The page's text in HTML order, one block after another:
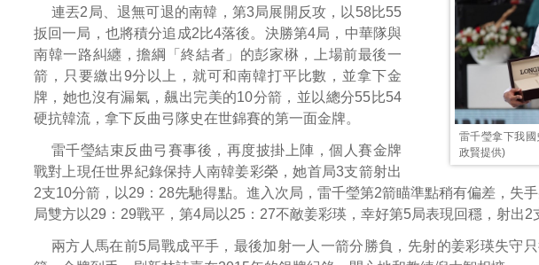
雷千瑩拿下我
政賢提供)
連丟2局、退無可退的南韓，第3局展開反攻，以58比55
扳回一局，也將積分追成2比4落後。決勝第4局，中華隊與
南韓一路糾纏，擔綱「終結者」的彭家楙，上場前最後一
箭，只要繳出9分以上，就可和南韓打平比數，並拿下金
牌，她也沒有漏氣，飆出完美的10分箭，並以總分55比54
硬抗韓流，拿下反曲弓隊史在世錦賽的第一面金牌。
雷千瑩結束反曲弓賽事後，再度披掛上陣，個人賽金牌
戰對上現任世界紀錄保持人南韓姜彩榮，她首局3支箭射出
2支10分箭，以29：28先馳得點。進入次局，雷千瑩第2箭瞄準點稍有偏差，失
局雙方以29：29戰平，第4局以25：27不敵姜彩瑛，幸好第5局表現回穩，射出2
兩方人馬在前5局戰成平手，最後加射一人一箭分勝負，先射的姜彩瑛失守